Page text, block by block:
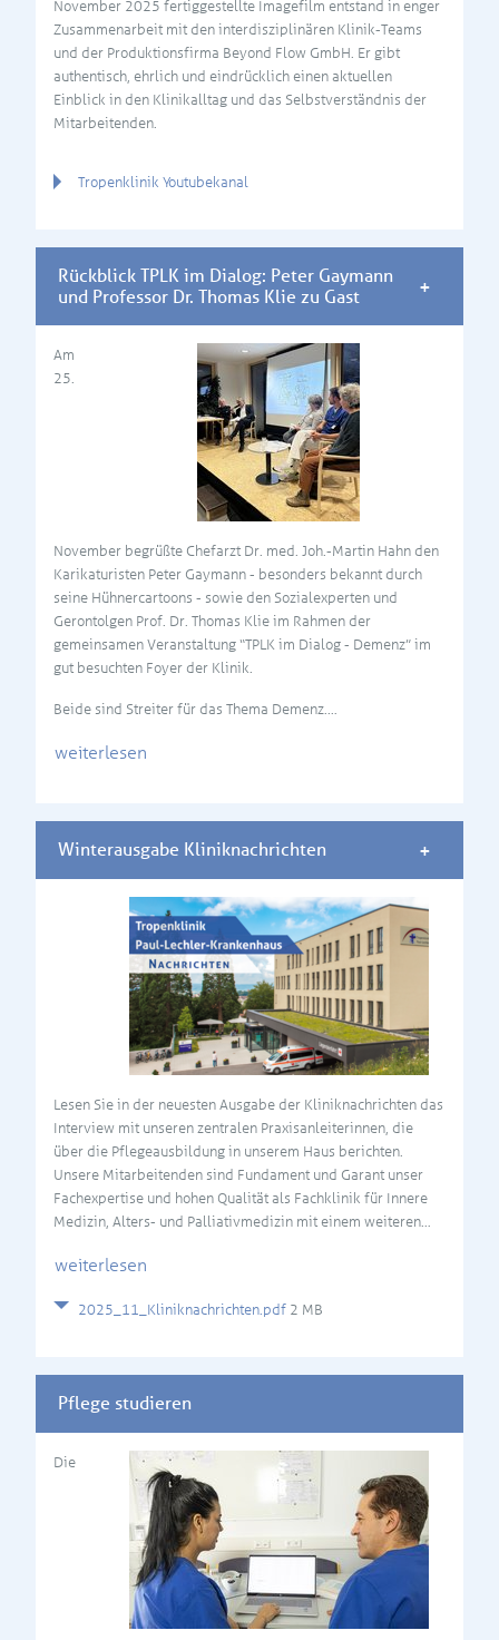
November 2025 fertiggestellte Imagefilm entstand in enger
Zusammenarbeit mit den interdisziplinären Klinik-Teams
und der Produktionsfirma Beyond Flow GmbH. Er gibt
authentisch, ehrlich und eindrücklich einen aktuellen
Einblick in den Klinikalltag und das Selbstverständnis der
Mitarbeitenden.
Tropenklinik Youtubekanal
Rückblick TPLK im Dialog: Peter Gaymann
und Professor Dr. Thomas Klie zu Gast
Am
25.
November begrüßte Chefarzt Dr. med. Joh.-Martin Hahn den
Karikaturisten Peter Gaymann - besonders bekannt durch
seine Hühnercartoons - sowie den Sozialexperten und
Gerontolgen Prof. Dr. Thomas Klie im Rahmen der
gemeinsamen Veranstaltung “TPLK im Dialog - Demenz” im
gut besuchten Foyer der Klinik.
Beide sind Streiter für das Thema Demenz.…
weiterlesen
Winterausgabe Kliniknachrichten
Lesen Sie in der neuesten Ausgabe der Kliniknachrichten das
Interview mit unseren zentralen Praxisanleiterinnen, die
über die Pflegeausbildung in unserem Haus berichten.
Unsere Mitarbeitenden sind Fundament und Garant unser
Fachexpertise und hohen Qualität als Fachklinik für Innere
Medizin, Alters- und Palliativmedizin mit einem weiteren…
weiterlesen
2025_11_Kliniknachrichten.pdf 2 MB
Pflege studieren
Die